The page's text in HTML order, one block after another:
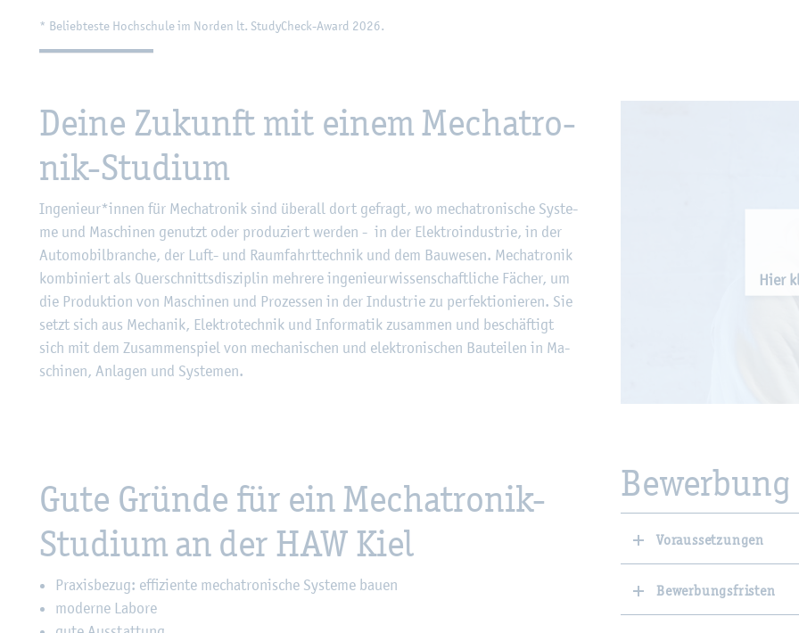
* Be­lieb­tes­te Hoch­schu­le im Nor­den lt. Stu­dy­Check-Award 2026.
Deine Zu­kunft mit einem Me­cha­tro­
nik-Stu­di­um
In­ge­nieur*innen für Me­cha­tro­nik sind über­all dort ge­fragt, wo me­cha­tro­ni­sche Sys­te­
me und Ma­schi­nen ge­nutzt oder pro­du­ziert wer­den - in der Elek­tro­in­dus­trie, in der
Au­to­mo­bil­bran­che, der Luft- und Raum­fahrt­tech­nik und dem Bau­we­sen. Me­cha­tro­nik
kom­bi­niert als Quer­schnitts­dis­zi­plin meh­re­re in­ge­nieur­wis­sen­schaft­li­che Fä­cher, um
die Pro­duk­ti­on von Ma­schi­nen und Pro­zes­sen in der In­dus­trie zu per­fek­tio­nie­ren. Sie
setzt sich aus Me­cha­nik, Elek­tro­tech­nik und In­for­ma­tik zu­sam­men und be­schäf­tigt
sich mit dem Zu­sam­men­spiel von me­cha­ni­schen und elek­tro­ni­schen Bau­tei­len in Ma­
schi­nen, An­la­gen und Sys­te­men.
Gute Grün­de für ein Me­cha­tro­nik-
Stu­di­um an der HAW Kiel
Pra­xis­be­zug: ef­fi­zi­en­te me­cha­tro­ni­sche Sys­te­me bauen
mo­der­ne La­bo­re
Hier
Be­wer­bung
Voraussetzungen
Bewerbungsfristen